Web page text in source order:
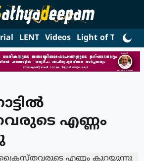
LENT Videos Light of Truth
എണ്ണം